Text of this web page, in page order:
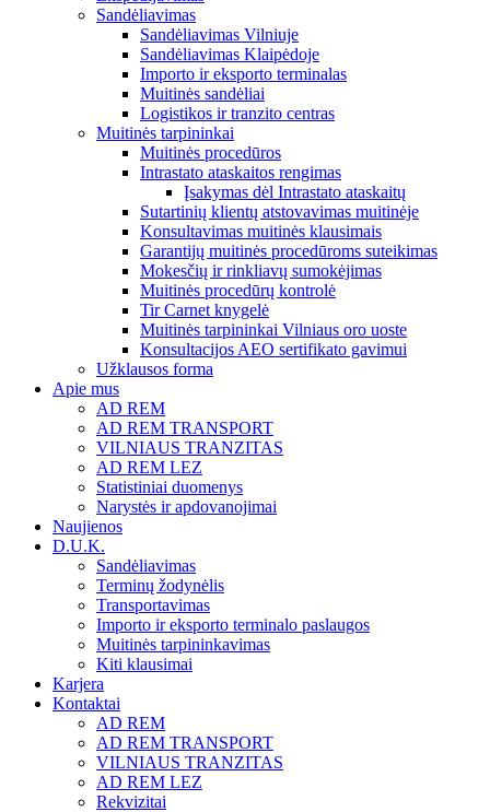
Sandėliavimas
Sandėliavimas Vilniuje
Sandėliavimas Klaipėdoje
Importo ir eksporto terminalas
Muitinės sandėliai
Logistikos ir tranzito centras
Muitinės tarpininkai
Muitinės procedūros
Intrastato ataskaitos rengimas
Įsakymas dėl Intrastato ataskaitų
Sutartinių klientų atstovavimas muitinėje
Konsultavimas muitinės klausimais
Garantijų muitinės procedūroms suteikimas
Mokesčių ir rinkliavų sumokėjimas
Muitinės procedūrų kontrolė
Tir Carnet knygelė
Muitinės tarpininkai Vilniaus oro uoste
Konsultacijos AEO sertifikato gavimui
Užklausos forma
Apie mus
AD REM
AD REM TRANSPORT
VILNIAUS TRANZITAS
AD REM LEZ
Statistiniai duomenys
Narystės ir apdovanojimai
Naujienos
D.U.K.
Sandėliavimas
Terminų žodynėlis
Transportavimas
Importo ir eksporto terminalo paslaugos
Muitinės tarpininkavimas
Kiti klausimai
Karjera
Kontaktai
AD REM
AD REM TRANSPORT
VILNIAUS TRANZITAS
AD REM LEZ
Rekvizitai